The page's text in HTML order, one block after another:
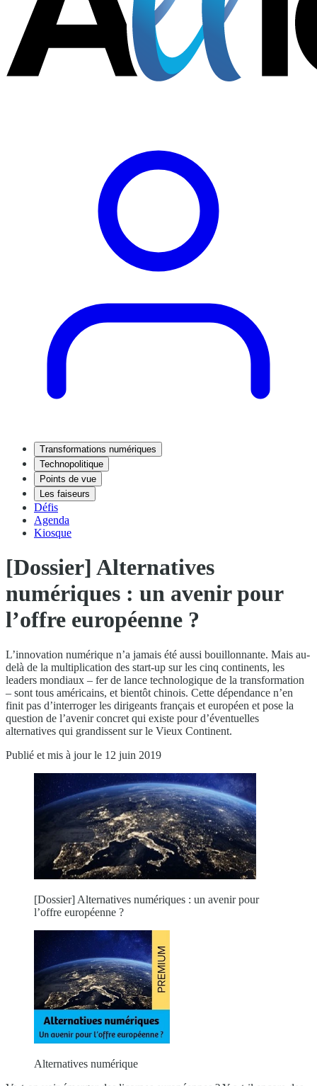
Transformations numériques
Technopolitique
Points de vue
Les faiseurs
Défis
Agenda
Kiosque
[Dossier] Alternatives
numériques : un avenir pour
l’offre européenne ?
L’innovation numérique n’a jamais été aussi bouillonnante. Mais au-
delà de la multiplication des start-up sur les cinq continents, les
leaders mondiaux – fer de lance technologique de la transformation
– sont tous américains, et bientôt chinois. Cette dépendance n’en
finit pas d’interroger les dirigeants français et européen et pose la
question de l’avenir concret qui existe pour d’éventuelles
alternatives qui grandissent sur le Vieux Continent.
Publié et mis à jour le 12 juin 2019
[Dossier] Alternatives numériques : un avenir pour
l’offre européenne ?
Alternatives numérique